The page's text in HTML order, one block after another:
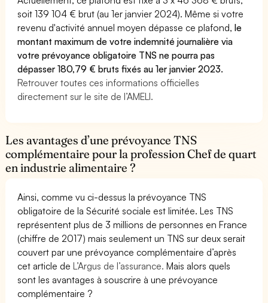
soit 139 104 € brut (au 1er janvier 2024). Même si votre
revenu d'activité annuel moyen dépasse ce plafond,le
montant maximum de votre indemnité journalière via
votre prévoyance obligatoire TNS ne pourra pas
dépasser 180,79 € bruts fixés au 1er janvier 2023.
Retrouver toutes ces informations officielles
directement sur le site de l’AMELI.
Les avantages d’une prévoyance TNS
complémentaire pour la profession Chef de quart
en industrie alimentaire ?
Ainsi, comme vu ci-dessus la prévoyance TNS
obligatoire de la Sécurité sociale est limitée. Les TNS
représentent plus de 3 millions de personnes en France
(chiffre de 2017) mais seulement un TNS sur deux serait
couvert par une prévoyance complémentaire d’après
cet article deL’Argus de l’assurance. Mais alors quels
sont les avantages à souscrire à une prévoyance
complémentaire ?